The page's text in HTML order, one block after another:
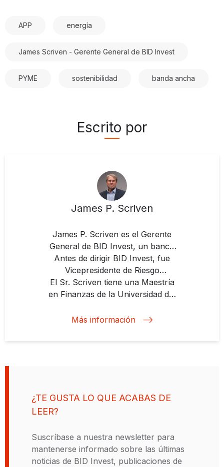
APP energía
James Scriven - Gerente General de BID Invest
PYME sostenibilidad banda ancha
Escrito por
James P. Scriven
James P. Scriven es el Gerente
General de BID Invest, un banco
multilateral de desarrollo dedicado
a impulsar el crecimiento
sostenible en América Latina y el
Caribe a través del sector privado.
nacionalidad, argentina y británica,
Antes de dirigir BID Invest, fue
Vicepresidente de Riesgo
Corporativo y Sostenibilidad de la
Corporación Financiera
en inglés), donde ocupó varias
El Sr. Scriven tiene una Maestría
en Finanzas de la Universidad del
Macroeconómicos de Argentina, y
Más información
¿TE GUSTA LO QUE ACABAS DE
LEER?
Suscríbase a nuestra newsletter para
mantenerse informado sobre las últimas
noticias de BID Invest, publicaciones de